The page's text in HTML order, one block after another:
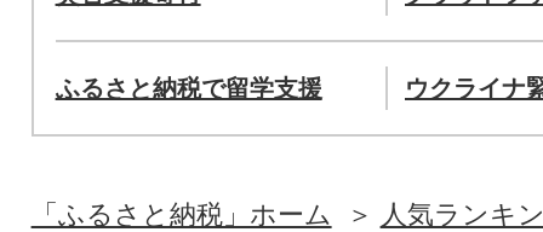
ふるさと納税で留学支援 ウクライナ
「ふるさと納税」ホーム
人気ランキ